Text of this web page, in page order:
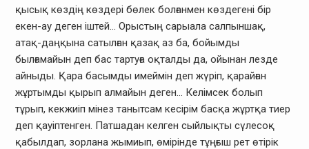
қысық көздің көздері бөлек болғанмен көздегені бір
екен-ау деген іштей… Орыстың сарыала салпыншақ,
атақ-даңқына сатылған қазақ аз ба, бойымды
былғамайын деп бас тартуға оқталды да, ойынан лезде
айныды. Қара басымды имеймін деп жүріп, қарайған
жұртымды қырып алмайын деген… Келімсек болып
тұрып, кекжиіп мінез танытсам кесірім басқа жұртқа тиер
деп қауіптенген. Патшадан келген сыйлықты сүлесоқ
қабылдап, зорлана жымиып, өмірінде тұңғыш рет өтірік